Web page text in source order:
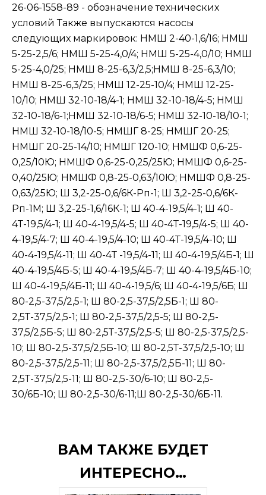
26-06-1558-89 - обозначение технических
условий Также выпускаются насосы
следующих маркировок: НМШ 2-40-1,6/16; НМШ
5-25-2,5/6; НМШ 5-25-4,0/4; НМШ 5-25-4,0/10; НМШ
5-25-4,0/25; НМШ 8-25-6,3/2,5;НМШ 8-25-6,3/10;
НМШ 8-25-6,3/25; НМШ 12-25-10/4; НМШ 12-25-
10/10; НМШ 32-10-18/4-1; НМШ 32-10-18/4-5; НМШ
32-10-18/6-1;НМШ 32-10-18/6-5; НМШ 32-10-18/10-1;
НМШ 32-10-18/10-5; НМШГ 8-25; НМШГ 20-25;
НМШГ 20-25-14/10; НМШГ 120-10; НМШФ 0,6-25-
0,25/10Ю; НМШФ 0,6-25-0,25/25Ю; НМШФ 0,6-25-
0,40/25Ю; НМШФ 0,8-25-0,63/10Ю; НМШФ 0,8-25-
0,63/25Ю; Ш 3,2-25-0,6/6К-Рп-1; Ш 3,2-25-0,6/6К-
Рп-1М; Ш 3,2-25-1,6/16К-1; Ш 40-4-19,5/4-1; Ш 40-
4Т-19,5/4-1; Ш 40-4-19,5/4-5; Ш 40-4Т-19,5/4-5; Ш 40-
4-19,5/4-7; Ш 40-4-19,5/4-10; Ш 40-4Т-19,5/4-10; Ш
40-4-19,5/4-11; Ш 40-4Т -19,5/4-11; Ш 40-4-19,5/4Б-1; Ш
40-4-19,5/4Б-5; Ш 40-4-19,5/4Б-7; Ш 40-4-19,5/4Б-10;
Ш 40-4-19,5/4Б-11; Ш 40-4-19,5/6; Ш 40-4-19,5/6Б; Ш
80-2,5-37,5/2,5-1; Ш 80-2,5-37,5/2,5Б-1; Ш 80-
2,5Т-37,5/2,5-1; Ш 80-2,5-37,5/2,5-5; Ш 80-2,5-
37,5/2,5Б-5; Ш 80-2,5Т-37,5/2,5-5; Ш 80-2,5-37,5/2,5-
10; Ш 80-2,5-37,5/2,5Б-10; Ш 80-2,5Т-37,5/2,5-10; Ш
80-2,5-37,5/2,5-11; Ш 80-2,5-37,5/2,5Б-11; Ш 80-
2,5Т-37,5/2,5-11; Ш 80-2,5-30/6-10; Ш 80-2,5-
30/6Б-10; Ш 80-2,5-30/6-11;Ш 80-2,5-30/6Б-11.
ВАМ ТАКЖЕ БУДЕТ
ИНТЕРЕСНО…